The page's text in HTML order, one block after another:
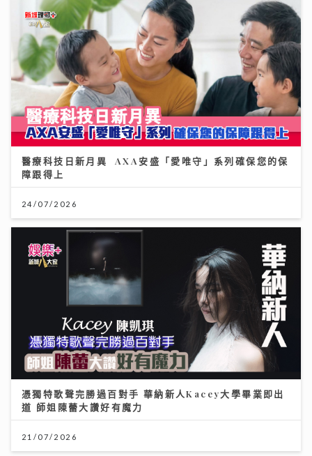
醫療科技日新月異 AXA安盛「愛唯守」系列確保您的保
障跟得上
24/07/2026
憑獨特歌聲完勝過百對手 華納新人Kacey大學畢業即出
道 師姐陳蕾大讚好有魔力
21/07/2026